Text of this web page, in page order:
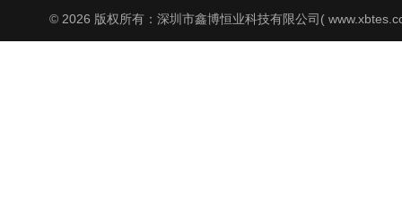
© 2026 版权所有：深圳市鑫博恒业科技有限公司(